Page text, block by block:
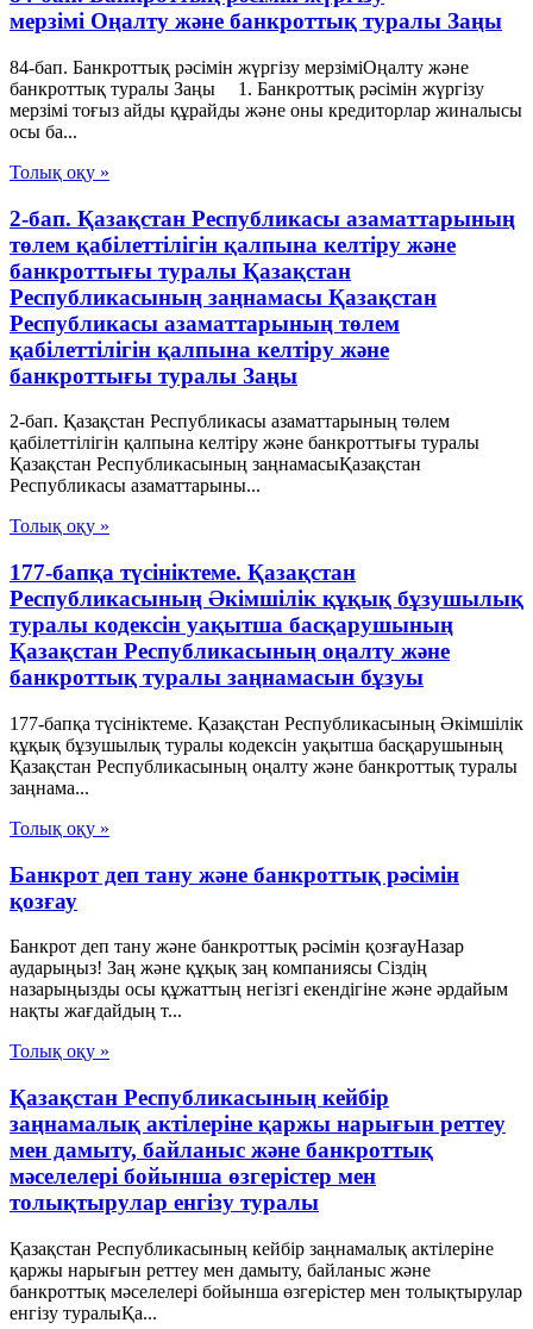
мерзімі Оңалту және банкроттық туралы Заңы
84-бап. Банкроттық рәсімін жүргізу мерзіміОңалту және
банкроттық туралы Заңы 1. Банкроттық рәсімін жүргізу
мерзімі тоғыз айды құрайды және оны кредиторлар жиналысы
осы ба...
Толық оқу »
2-бап. Қазақстан Республикасы азаматтарының
төлем қабілеттілігін қалпына келтіру және
банкроттығы туралы Қазақстан
Республикасының заңнамасы Қазақстан
Республикасы азаматтарының төлем
қабілеттілігін қалпына келтіру және
банкроттығы туралы Заңы
2-бап. Қазақстан Республикасы азаматтарының төлем
қабілеттілігін қалпына келтіру және банкроттығы туралы
Қазақстан Республикасының заңнамасыҚазақстан
Республикасы азаматтарыны...
Толық оқу »
177-бапқа түсініктеме. Қазақстан
Республикасының Әкімшілік құқық бұзушылық
туралы кодексін уақытша басқарушының
Қазақстан Республикасының оңалту және
банкроттық туралы заңнамасын бұзуы
177-бапқа түсініктеме. Қазақстан Республикасының Әкімшілік
құқық бұзушылық туралы кодексін уақытша басқарушының
Қазақстан Республикасының оңалту және банкроттық туралы
заңнама...
Толық оқу »
Банкрот деп тану және банкроттық рәсімін
қозғау
Банкрот деп тану және банкроттық рәсімін қозғауНазар
аударыңыз! Заң және құқық заң компаниясы Сіздің
назарыңызды осы құжаттың негізгі екендігіне және әрдайым
нақты жағдайдың т...
Толық оқу »
Қазақстан Республикасының кейбір
заңнамалық актілеріне қаржы нарығын реттеу
мен дамыту, байланыс және банкроттық
мәселелері бойынша өзгерістер мен
толықтырулар енгізу туралы
Қазақстан Республикасының кейбір заңнамалық актілеріне
қаржы нарығын реттеу мен дамыту, байланыс және
банкроттық мәселелері бойынша өзгерістер мен толықтырулар
енгізу туралыҚа...